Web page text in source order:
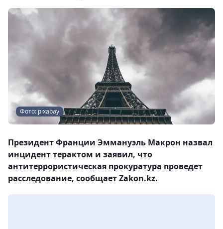
Фото: pixabay
Президент Франции Эммануэль Макрон назвал
инцидент терактом и заявил, что
антитеррористическая прокуратура проведет
расследование, сообщает Zakon.kz.